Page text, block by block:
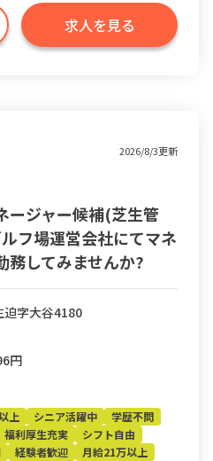
求人を見る
2026/8/3更新
ージャー候補(芝生管
フ場運営会社にてマネ
務してみませんか?
迫字大谷4180
円
上 シニア活躍中
学歴不問
福利厚生充実
シフト自由
経験者歓迎
月給21万以上